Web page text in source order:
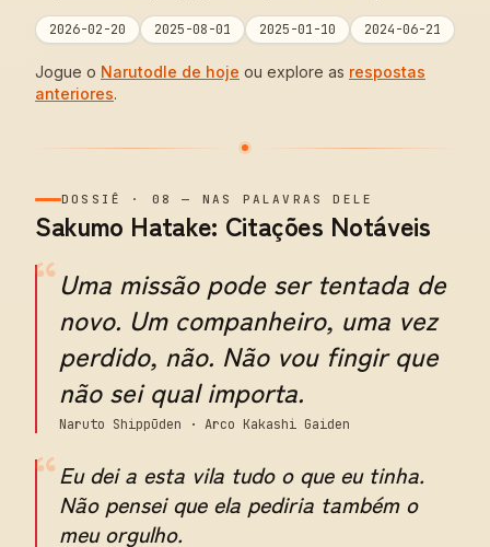
2026-02-20 2025-08-01 2025-01-10 2024-06-21
Jogue o Narutodle de hoje ou explore as respostas
anteriores.
DOSSIÊ · 08 — NAS PALAVRAS DELE
Sakumo Hatake: Citações Notáveis
“ Uma missão pode ser tentada de
novo. Um companheiro, uma vez
perdido, não. Não vou fingir que
não sei qual importa.
Naruto Shippūden · Arco Kakashi Gaiden
“Eu dei a esta vila tudo o que eu tinha.
Não pensei que ela pediria também o
meu orgulho.